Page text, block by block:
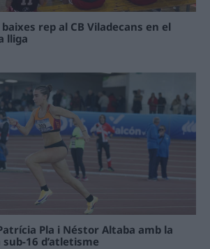
rep al CB Viladecans en el
lliga
Pla i Néstor Altaba amb la
16 d’atletisme